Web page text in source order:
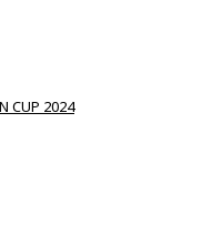
CUP 2024